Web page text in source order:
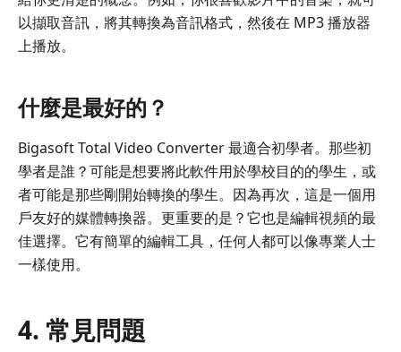
以擷取音訊，將其轉換為音訊格式，然後在 MP3 播放器
上播放。
什麼是最好的？
Bigasoft Total Video Converter 最適合初學者。那些初
學者是誰？可能是想要將此軟件用於學校目的的學生，或
者可能是那些剛開始轉換的學生。因為再次，這是一個用
戶友好的媒體轉換器。更重要的是？它也是編輯視頻的最
佳選擇。它有簡單的編輯工具，任何人都可以像專業人士
一樣使用。
4. 常見問題